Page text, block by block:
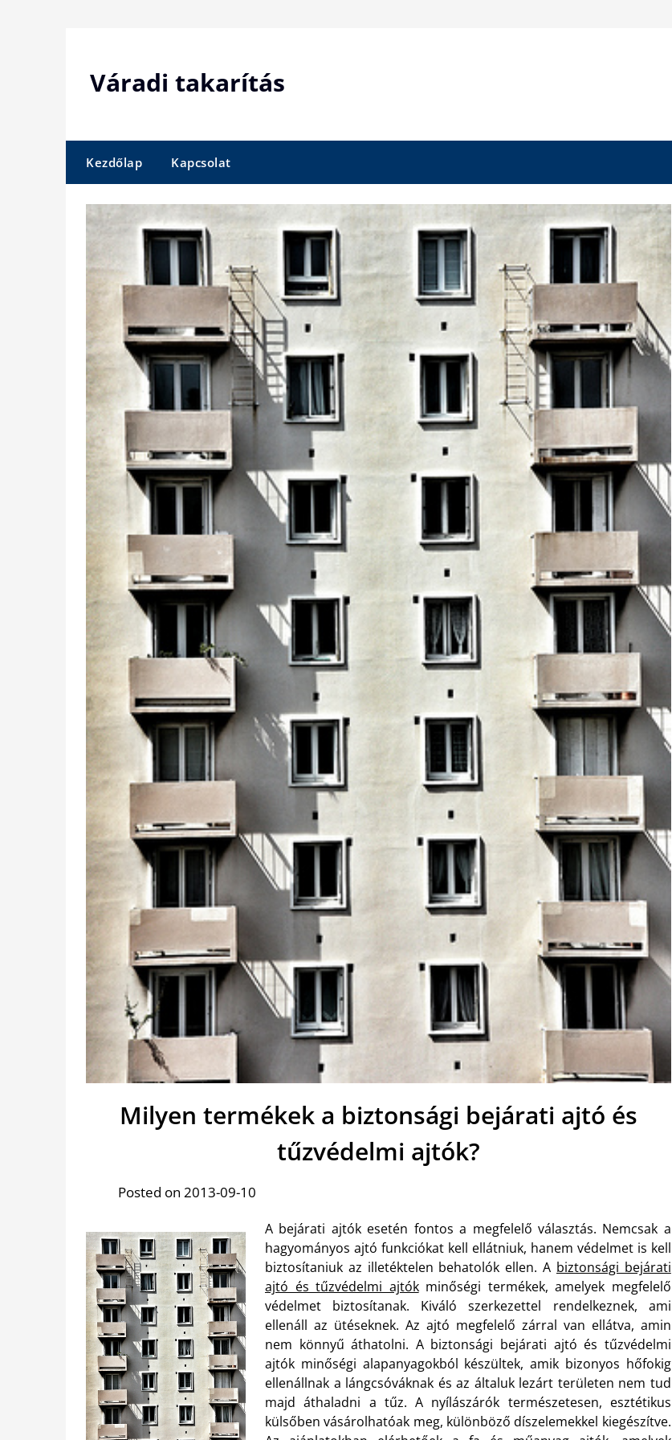
Váradi takarítás
Kezdőlap Kapcsolat
Milyen termékek a biztonsági bejárati ajtó és
tűzvédelmi ajtók?
Posted on 2013-09-10
A bejárati ajtók esetén fontos a megfelelő választás. Nemcsak a
hagyományos ajtó funkciókat kell ellátniuk, hanem védelmet is kell
biztosítaniuk az illetéktelen behatolók ellen. A biztonsági bejárati
ajtó és tűzvédelmi ajtókminőségi termékek, amelyek megfelelő
védelmet biztosítanak. Kiváló szerkezettel rendelkeznek, ami
ellenáll az ütéseknek. Az ajtó megfelelő zárral van ellátva, amin
nem könnyű áthatolni. A biztonsági bejárati ajtó és tűzvédelmi
ajtók minőségi alapanyagokból készültek, amik bizonyos hőfokig
ellenállnak a lángcsóváknak és az általuk lezárt területen nem tud
majd áthaladni a tűz. A nyílászárók természetesen, esztétikus
külsőben vásárolhatóak meg, különböző díszelemekkel kiegészítve.